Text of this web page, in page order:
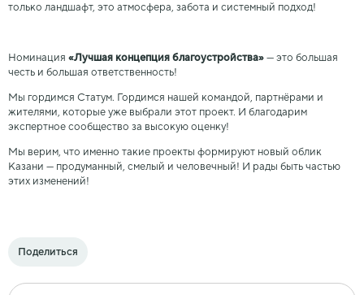
только ландшафт, это атмосфера, забота и системный подход!
Номинация «Лучшая концепция благоустройства»— это большая
честь и большая ответственность!
Мы гордимся Статум. Гордимся нашей командой, партнёрами и
жителями, которые уже выбрали этот проект. И благодарим
экспертное сообщество за высокую оценку!
Мы верим, что именно такие проекты формируют новый облик
Казани — продуманный, смелый и человечный! И рады быть частью
этих изменений!
Поделиться